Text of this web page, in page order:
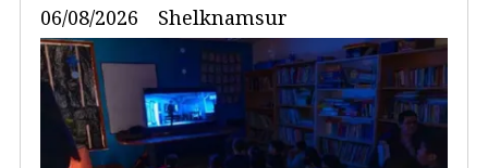
Shelknamsur
06/08/2026